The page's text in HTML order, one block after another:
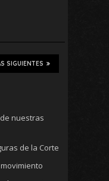
SIGUIENTES
nuestras
de la Corte